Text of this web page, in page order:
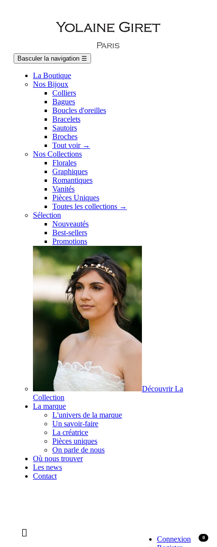
Basculer la navigation ☰
La Boutique
Nos Bijoux
Colliers
Bagues
Boucles d'oreilles
Bracelets
Sautoirs
Broches
Tout voir →
Nos Collections
Florales
Graphiques
Romantiques
Vanités
Pièces Uniques
Toutes les collections →
Sélection
Nouveautés
Best-sellers
Promotions
Découvrir La
Collection
La marque
L'univers de la marque
Un savoir-faire
La créatrice
Pièces uniques
On parle de nous
Où nous trouver
Les news
Contact
Connexion
0